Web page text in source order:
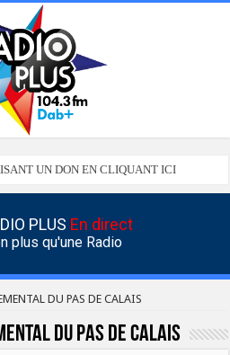
UN DON EN CLIQUANT ICI
PLUS En direct
plus qu'une Radio
DU PAS DE CALAIS
DU PAS DE CALAIS